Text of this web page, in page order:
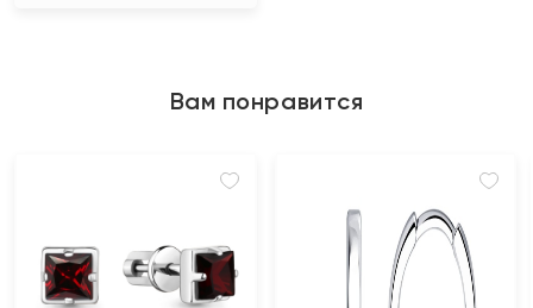
Вам понравится